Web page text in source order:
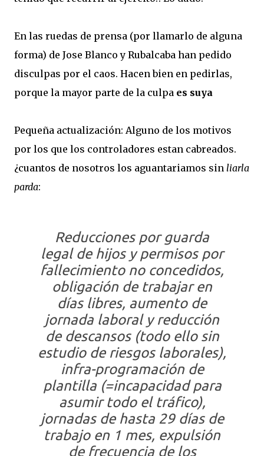
En las ruedas de prensa (por llamarlo de alguna
forma) de Jose Blanco y Rubalcaba han pedido
disculpas por el caos. Hacen bien en pedirlas,
porque la mayor parte de la culpa es suya
Pequeña actualización: Alguno de los motivos
por los que los controladores estan cabreados.
¿cuantos de nosotros los aguantariamos sin liarla
parda:
Reducciones por guarda
legal de hijos y permisos por
fallecimiento no concedidos,
obligación de trabajar en
días libres, aumento de
jornada laboral y reducción
de descansos (todo ello sin
estudio de riesgos laborales),
infra-programación de
plantilla (=incapacidad para
asumir todo el tráfico),
jornadas de hasta 29 días de
trabajo en 1 mes, expulsión
de frecuencia de los